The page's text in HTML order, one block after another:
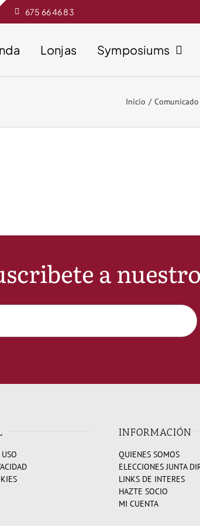
675 66 46 83
Lonjas Symposiums
Inicio
a
INFORMACIÓN
QUIENES SOMOS
ELECCIONES JUNTA
LINKS DE INTERES
HAZTE SOCIO
MI CUENTA